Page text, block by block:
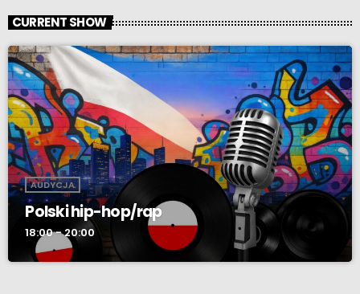
CURRENT SHOW
AUDYCJA
Polski hip-hop/rap
18:00 - 20:00